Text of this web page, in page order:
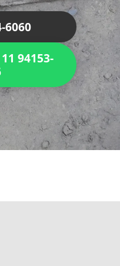
6060
94153-